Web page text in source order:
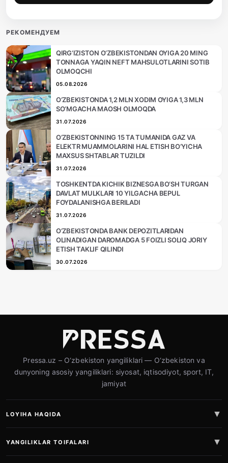
РЕКОМЕНДУЕМ
QIRG‘IZISTON O‘ZBEKISTONDAN OYIGA 20 MING
TONNAGA YAQIN NEFT MAHSULOTLARINI SOTIB
OLMOQCHI
05.08.2026
O‘ZBEKISTONDA 1,2 MLN XODIM OYIGA 1,3 MLN
SO‘MGACHA MAOSH OLMOQDA
31.07.2026
O‘ZBEKISTONNING 15 TA TUMANIDA GAZ VA
ELEKTR MUAMMOLARINI HAL ETISH BO‘YICHA
MAXSUS SHTABLAR TUZILDI
31.07.2026
TOSHKENTDA KICHIK BIZNESGA BO‘SH TURGAN
DAVLAT MULKLARI 10 YILGACHA BEPUL
FOYDALANISHGA BERILADI
31.07.2026
O‘ZBEKISTONDA BANK DEPOZITLARIDAN
OLINADIGAN DAROMADGA 5 FOIZLI SOLIQ JORIY
ETISH TAKLIF QILINDI
30.07.2026
Pressa.uz – O‘zbekiston yangiliklari — O‘zbekiston va
dunyoning asosiy yangiliklari: siyosat, iqtisodiyot, sport, IT,
jamiyat
LOYIHA HAQIDA
YANGILIKLAR TOIFALARI